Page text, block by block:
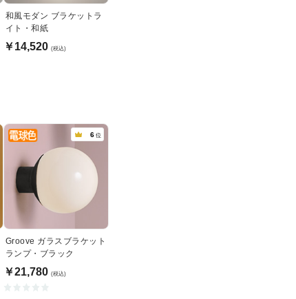
和風モダン ブラケットラ
イト・和紙
￥14,520 (税込)
6 位
Groove ガラスブラケット
ランプ・ブラック
￥21,780 (税込)